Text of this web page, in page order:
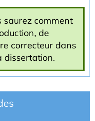
saurez comment
de
correcteur dans
dissertation.